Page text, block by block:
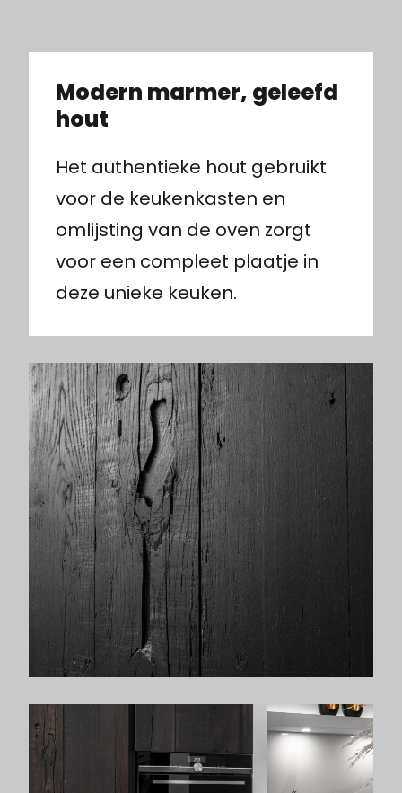
Modern marmer, geleefd
hout
Het authentieke hout gebruikt
voor de keukenkasten en
omlijsting van de oven zorgt
voor een compleet plaatje in
deze unieke keuken.